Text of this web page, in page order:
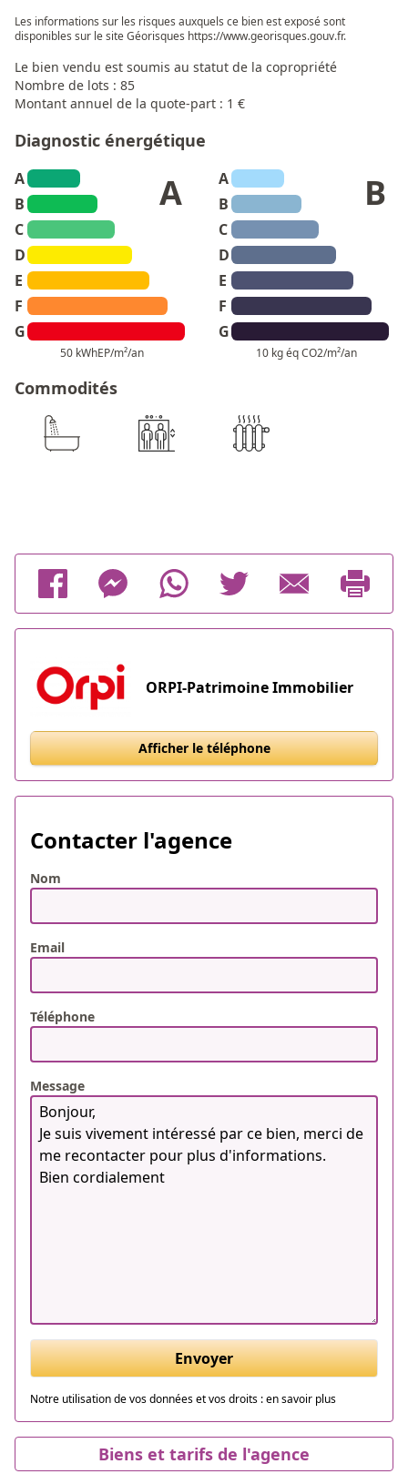
Les informations sur les risques auxquels ce bien est exposé sont
disponibles sur le site Géorisques https://www.georisques.gouv.fr.
Le bien vendu est soumis au statut de la copropriété
Nombre de lots : 85
Montant annuel de la quote-part : 1 €
Diagnostic énergétique
A
B
C
D
E
F
G
A
50 kWhEP/m²/an
A
B
C
D
E
F
G
B
10 kg éq CO2/m²/an
Commodités
ORPI-Patrimoine Immobilier
Afficher le téléphone
Contacter l'agence
Nom
Email
Téléphone
Message
Envoyer
Notre utilisation de vos données et vos droits :en savoir plus
Biens et tarifs de l'agence